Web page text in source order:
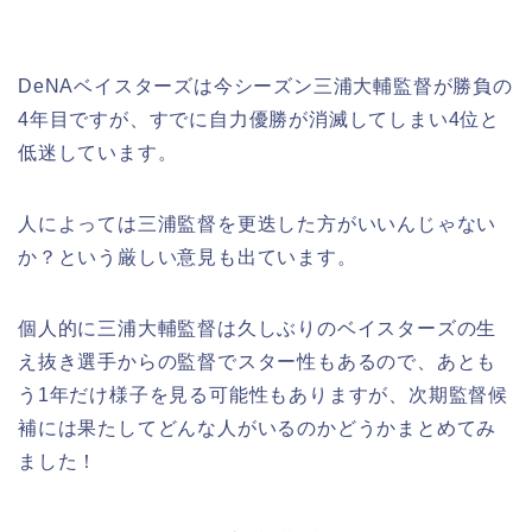
DeNAベイスターズは今シーズン三浦大輔監督が勝負の
4年目ですが、すでに自力優勝が消滅してしまい4位と
低迷しています。
人によっては三浦監督を更迭した方がいいんじゃない
か？という厳しい意見も出ています。
個人的に三浦大輔監督は久しぶりのベイスターズの生
え抜き選手からの監督でスター性もあるので、あとも
う1年だけ様子を見る可能性もありますが、次期監督候
補には果たしてどんな人がいるのかどうかまとめてみ
ました！